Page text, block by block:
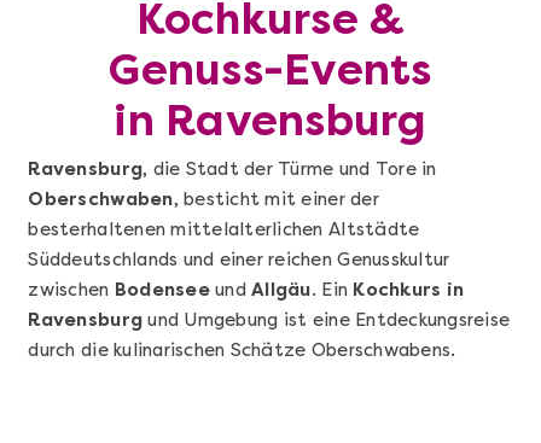
Kochkurse &
Genuss-Events
in Ravensburg
Ravensburg, die Stadt der Türme und Tore in
Oberschwaben, besticht mit einer der
besterhaltenen mittelalterlichen Altstädte
Süddeutschlands und einer reichen Genusskultur
zwischen BodenseeundAllgäu. Ein Kochkurs in
Ravensburg und Umgebung ist eine Entdeckungsreise
durch die kulinarischen Schätze Oberschwabens.